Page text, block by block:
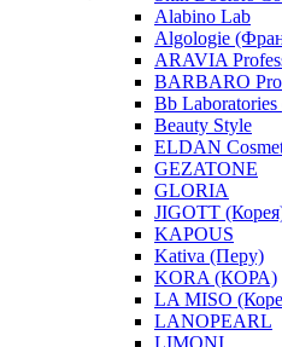
Alabino Lab
Algologie
ARAVIA
BARBARO
Bb
Beauty Style
ELDAN
GEZATONE
GLORIA
JIGOTT
KAPOUS
Kativa (Перу)
KORA (КОРА)
LA MISO
LANOPEARL